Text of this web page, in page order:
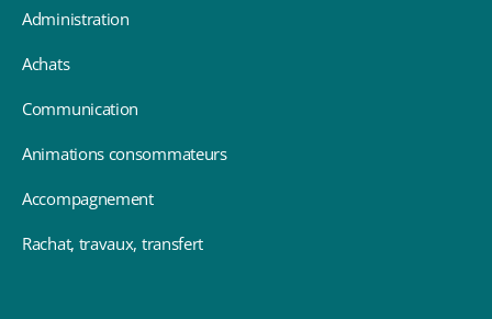
Administration
Achats
Communication
Animations consommateurs
Accompagnement
Rachat, travaux, transfert